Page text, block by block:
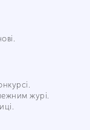
журі.